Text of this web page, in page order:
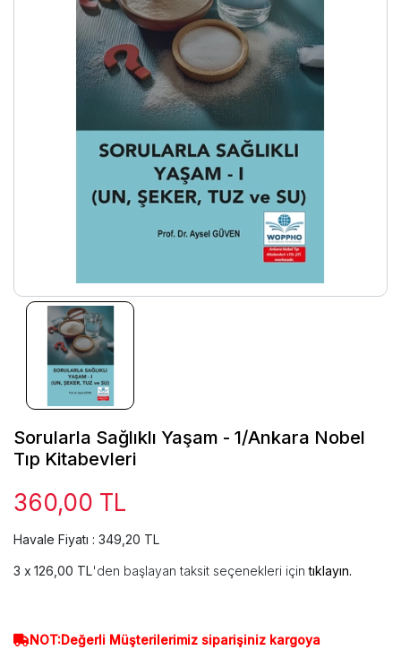
Sorularla Sağlıklı Yaşam - 1/Ankara Nobel
Tıp Kitabevleri
360,00 TL
Havale Fiyatı : 349,20 TL
126,00 TL'den başlayan taksit seçenekleri içintıklayın.
NOT:Değerli Müşterilerimiz siparişiniz kargoya